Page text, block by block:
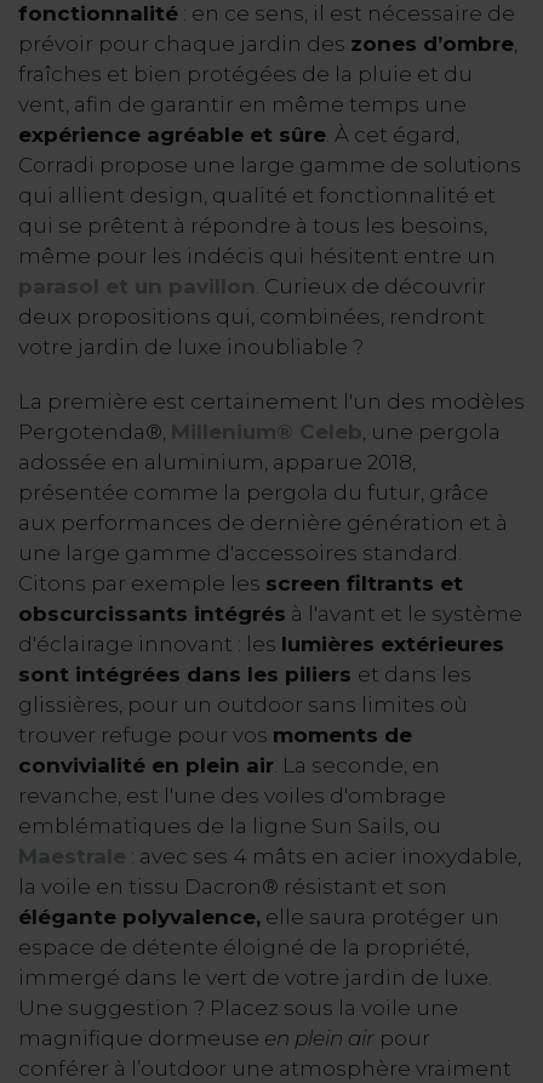
fonctionnalité : en ce sens, il est nécessaire de
prévoir pour chaque jardin des zones d’ombre,
fraîches et bien protégées de la pluie et du
vent, afin de garantir en même temps une
expérience agréable et sûre. À cet égard,
Corradi propose une large gamme de solutions
qui allient design, qualité et fonctionnalité et
qui se prêtent à répondre à tous les besoins,
même pour les indécis qui hésitent entre un
parasol et un pavillon. Curieux de découvrir
deux propositions qui, combinées, rendront
votre jardin de luxe inoubliable ?
La première est certainement l'un des modèles
Pergotenda®, Millenium® Celeb, une pergola
adossée en aluminium, apparue 2018,
présentée comme la pergola du futur, grâce
aux performances de dernière génération et à
une large gamme d'accessoires standard.
Citons par exemple les screen filtrants et
obscurcissants intégrés à l'avant et le système
d'éclairage innovant : les lumières extérieures
sont intégrées dans les piliers et dans les
glissières, pour un outdoor sans limites où
trouver refuge pour vos moments de
convivialité en plein air. La seconde, en
revanche, est l'une des voiles d'ombrage
emblématiques de la ligne Sun Sails, ou
Maestrale : avec ses 4 mâts en acier inoxydable,
la voile en tissu Dacron® résistant et son
élégante polyvalence, elle saura protéger un
espace de détente éloigné de la propriété,
immergé dans le vert de votre jardin de luxe.
Une suggestion ? Placez sous la voile une
magnifique dormeuse en plein air pour
conférer à l’outdoor une atmosphère vraiment